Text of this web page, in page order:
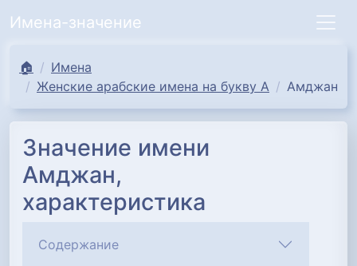
Имена-значение
🏠
Имена
Женские арабские имена на букву А
Амджан
Значение имени
Амджан,
характеристика
Содержание